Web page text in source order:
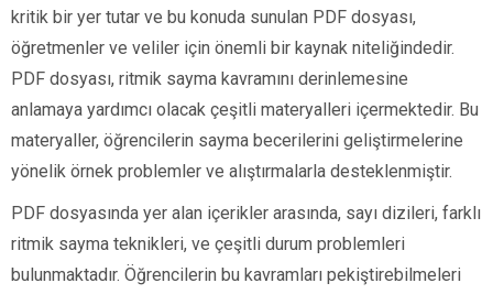
kritik bir yer tutar ve bu konuda sunulan PDF dosyası,
öğretmenler ve veliler için önemli bir kaynak niteliğindedir.
PDF dosyası, ritmik sayma kavramını derinlemesine
anlamaya yardımcı olacak çeşitli materyalleri içermektedir. Bu
materyaller, öğrencilerin sayma becerilerini geliştirmelerine
yönelik örnek problemler ve alıştırmalarla desteklenmiştir.
PDF dosyasında yer alan içerikler arasında, sayı dizileri, farklı
ritmik sayma teknikleri, ve çeşitli durum problemleri
bulunmaktadır. Öğrencilerin bu kavramları pekiştirebilmeleri